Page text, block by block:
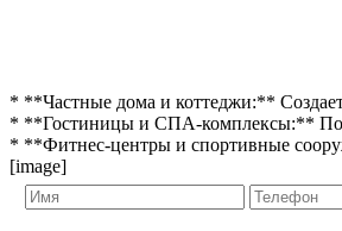
* **Частные дома и коттеджи:**
* **Гостиницы и СПА-комплексы:**
* **Фитнес-центры и спортивные
[image]